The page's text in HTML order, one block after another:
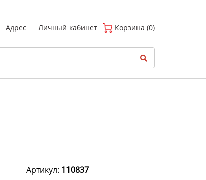
Адрес Личный кабинет Корзина (0)
Артикул: 110837